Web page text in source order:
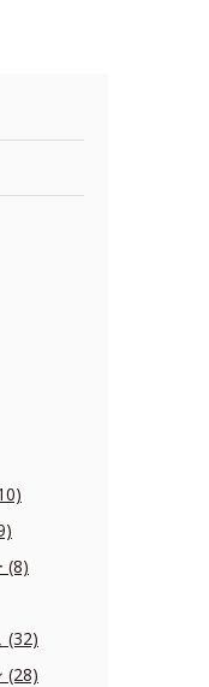
(8)
(32)
(28)